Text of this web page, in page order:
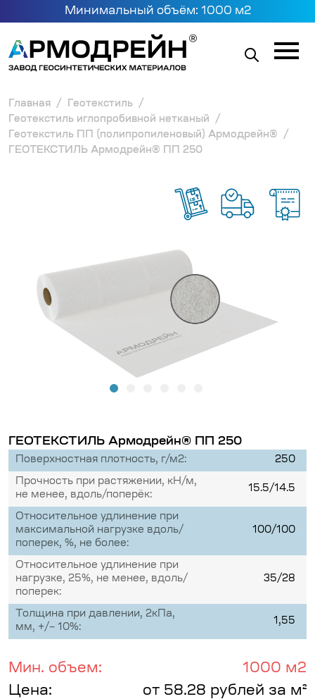
Главная
Геотекстиль
Геотекстиль иглопробивной нетканый
Геотекстиль ПП (полипропиленовый) Армодрейн®
ГЕОТЕКСТИЛЬ Армодрейн® ПП 250
ГЕОТЕКСТИЛЬ Армодрейн® ПП 250
Поверхностная плотность, г/м2: 250
Прочность при растяжении, кН/м,
не менее, вдоль/поперёк:
15.5/14.5
Относительное удлинение при
максимальной нагрузке вдоль/
поперек, %, не более:
100/100
Относительное удлинение при
нагрузке, 25%, не менее, вдоль/
поперек:
35/28
Толщина при давлении, 2кПа,
мм, +/– 10%:
1,55
Мин. объем:
1000 м2
Цена:
от 58.28 рублей за м²
Минимальный объём: 1000 м2